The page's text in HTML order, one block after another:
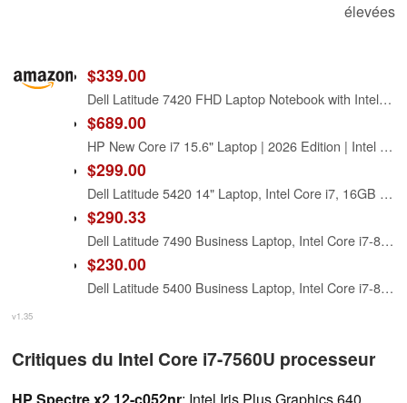
élevées
$339.00
Dell Latitude 7420 FHD Laptop Notebook with Intel Core i7 11th Gen Processor (16GB Ram, 512GB SSD, WiFi, Bluetooth) Windows 11 Pro - Carbon Fiber (Renewed)
$689.00
HP New Core i7 15.6" Laptop | 2026 Edition | Intel High-Performance Core i7-1255U up to 4.7GHz | 16GB RAM - 1TB PCIe SSD | Webcam | FHD | Long Battery Life | Windows 11 | Business & Academic
$299.00
Dell Latitude 5420 14" Laptop, Intel Core i7, 16GB RAM, 256GB SSD, Win11 Pro (Renewed)
$290.33
Dell Latitude 7490 Business Laptop, Intel Core i7-8650U, 16GB DDR4 RAM, 512GB SSD, 14" HD (1366x768), CAM, HDMI, Windows 11 Pro (Renewed)
$230.00
Dell Latitude 5400 Business Laptop, Intel Core i7-8665 (up to 4.8GHz), 8GB RAM, 256 GB SSD, 14in FHD(1920×1080) Notebook, Windows 11 Pro (Renewed)
v1.35
Critiques du Intel Core i7-7560U processeur